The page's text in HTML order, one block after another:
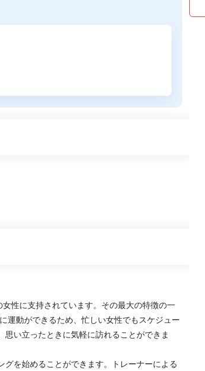
性に支持されています。その最大の特徴の一
運動ができるため、忙しい女性でもスケジュー
い立ったときに気軽に訪れることができま
を始めることができます。トレーナーによる